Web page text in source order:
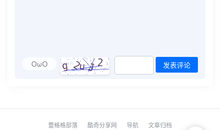
OωO 发表评论
蕾格格部落 酷奇分享网 导航 文章归档